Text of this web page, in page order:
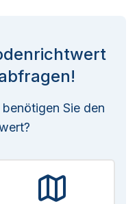
Sie den